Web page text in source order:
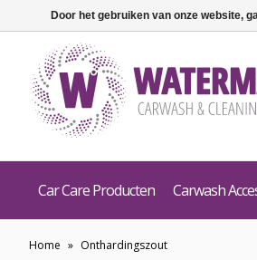
Car Care Producten Carwash
Home » Onthardingszout
Door het gebruiken van onze website,